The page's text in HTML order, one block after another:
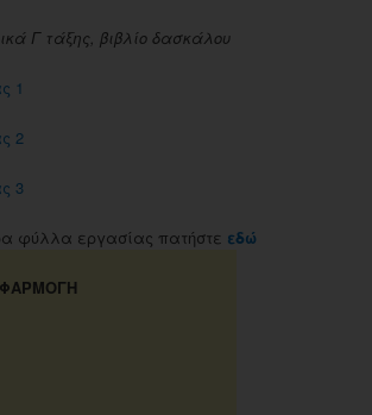
Γ τάξης, βιβλίο δασκάλου
1
2
3
φύλλα εργασίας πατήστε εδώ